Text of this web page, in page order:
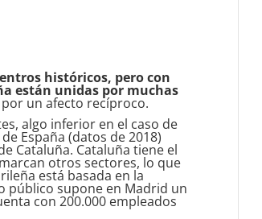
históricos, pero con
están unidas por muchas
un afecto recíproco.
algo inferior en el caso de
España (datos de 2018)
Cataluña. Cataluña tiene el
otros sectores, lo que
está basada en la
público supone en Madrid un
con 200.000 empleados